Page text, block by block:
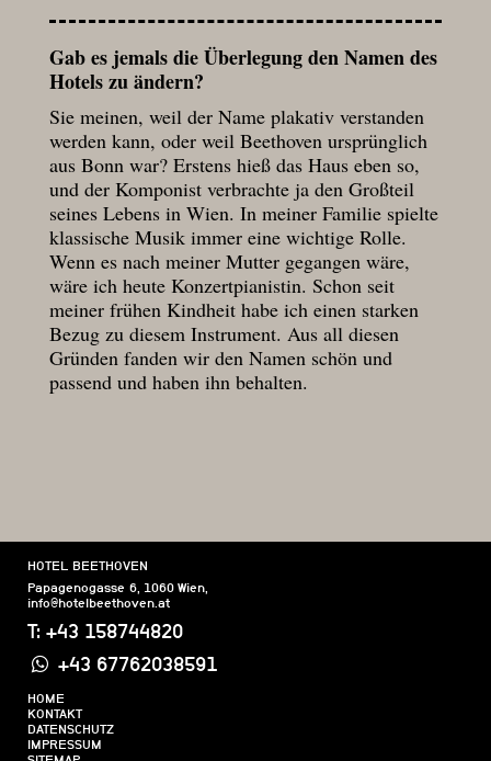
Gab es jemals die Überlegung den Namen des
Hotels zu ändern?
Sie meinen, weil der Name plakativ verstanden
werden kann, oder weil Beethoven ursprünglich
aus Bonn war? Erstens hieß das Haus eben so,
und der Komponist verbrachte ja den Großteil
seines Lebens in Wien. In meiner Familie spielte
klassische Musik immer eine wichtige Rolle.
Wenn es nach meiner Mutter gegangen wäre,
wäre ich heute Konzertpianistin. Schon seit
meiner frühen Kindheit habe ich einen starken
Bezug zu diesem Instrument. Aus all diesen
Gründen fanden wir den Namen schön und
passend und haben ihn behalten.
HOTEL BEETHOVEN
Papagenogasse 6 1060 Wien
info@hotelbeethoven.at
T: +43 158744820
+43 67762038591
HOME
KONTAKT
DATENSCHUTZ
IMPRESSUM